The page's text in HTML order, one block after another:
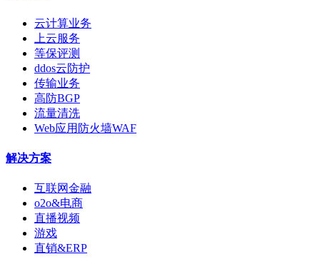
云计算业务
上云服务
等保评测
ddos云防护
传输业务
高防BGP
流量清洗
Web应用防火墙WAF
解决方案
互联网金融
o2o&电商
直播视频
游戏
直销&ERP